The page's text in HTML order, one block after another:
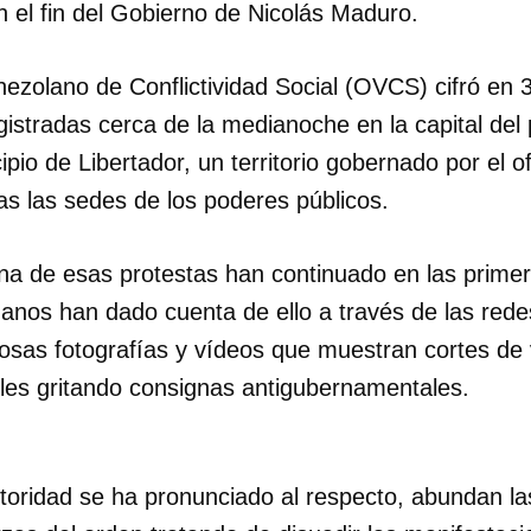
el fin del Gobierno de Nicolás Maduro.
de Conflictividad Social (OVCS) cifró en
cerca de la medianoche en la capital
de Libertador, un territorio gobernado por el
las sedes de los poderes públicos.
de esas protestas han continuado en las
han dado cuenta de ello a través de las
fotografías y vídeos que muestran cortes
gritando consignas antigubernamentales.
se ha pronunciado al respecto, abundan